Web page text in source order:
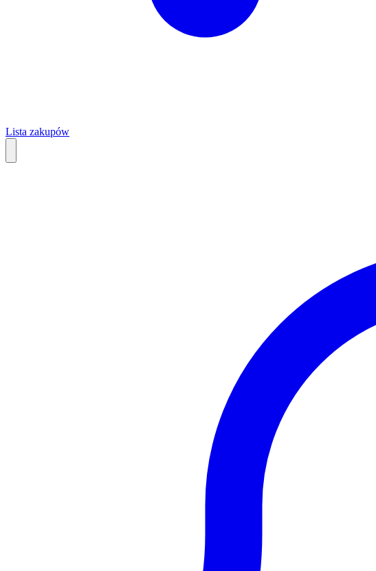
Lista zakupów